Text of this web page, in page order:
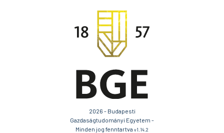
2026 - Budapesti
Gazdaságtudományi Egyetem -
Minden jog fenntartva v1.14.2